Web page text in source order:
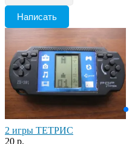
Написать
2 игры ТЕТРИС
20 р.